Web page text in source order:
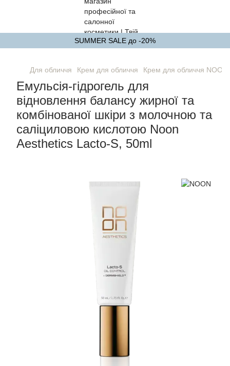
SUMMER SALE до -20%
Для обличчя Крем для обличчя Крем для обличчя NOON
Емульсія-гідрогель для
відновлення балансу жирної та
комбінованої шкіри з молочною та
саліциловою кислотою Noon
Aesthetics Lacto-S, 50ml